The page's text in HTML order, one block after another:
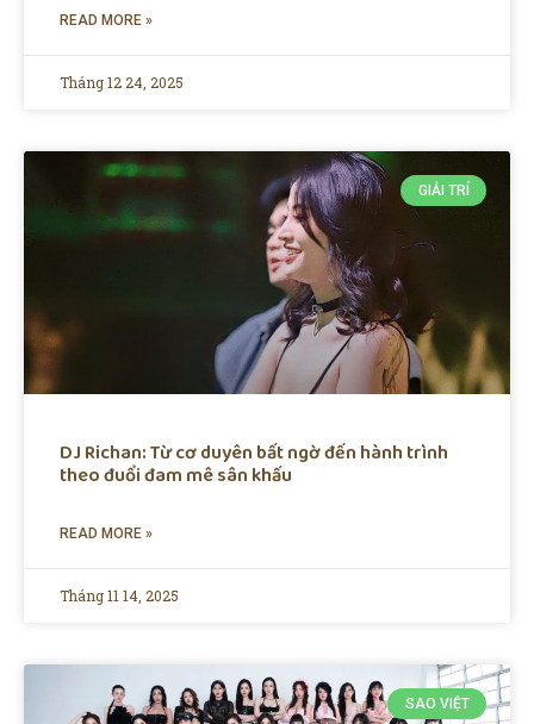
READ MORE »
Tháng 12 24, 2025
GIẢI TRÍ
DJ Richan: Từ cơ duyên bất ngờ đến hành trình
theo đuổi đam mê sân khấu
READ MORE »
Tháng 11 14, 2025
SAO VIỆT